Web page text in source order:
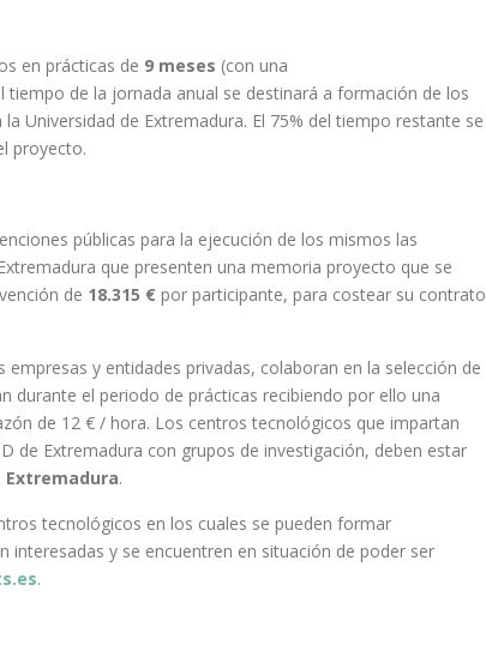
en prácticas de 9 meses (con una
tiempo de la jornada anual se destinará a formación de los
Universidad de Extremadura. El 75% del tiempo restante se
proyecto.
públicas para la ejecución de los mismos las
que presenten una memoria proyecto que se
de 18.315 € por participante, para costear su contrato
y entidades privadas, colaboran en la selección de
el periodo de prácticas recibiendo por ello una
de 12 € / hora. Los centros tecnológicos que impartan
de Extremadura con grupos de investigación, deben estar
Extremadura.
tecnológicos en los cuales se pueden formar
y se encuentren en situación de poder ser
.